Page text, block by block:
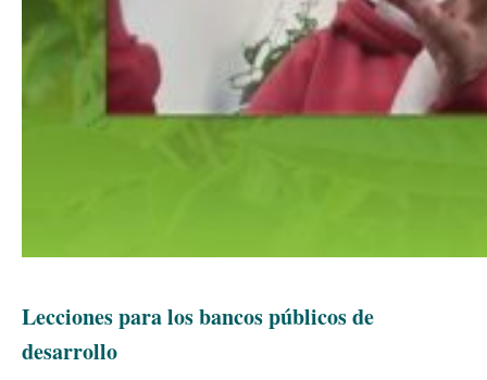
Lecciones para los bancos públicos de
desarrollo